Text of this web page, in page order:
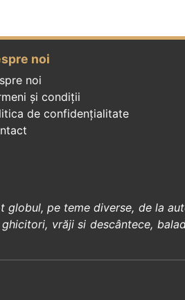
noi
noi
și condiții
de confidenţialitate
pe teme diverse, de la
ghicitori, vrăji si descântece,